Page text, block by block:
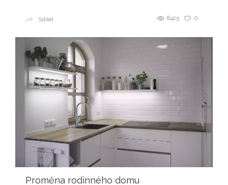
0
8425
Sdílet
Proměna rodinného domu